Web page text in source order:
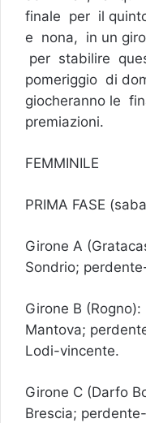
finale per il
e nona, in un
per stabilire
pomeriggio di
giocheranno le
premiazioni.
FEMMINILE
PRIMA FASE
Girone A
Sondrio;
Girone B
Mantova;
Lodi-vincente.
Girone C (Darfo
Brescia;